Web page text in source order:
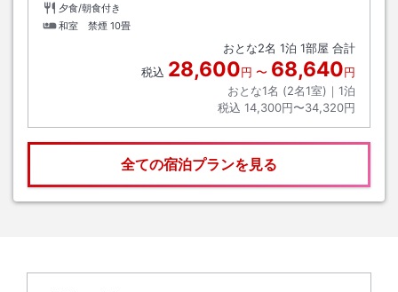
夕食/朝食付き
和室 禁煙 10畳
おとな2名 1泊 1部屋 合計
税込 28,600円 〜 68,640円
おとな1名 (2名1室)｜ 1泊
税込 14,300円〜34,320円
全ての宿泊プランを見る